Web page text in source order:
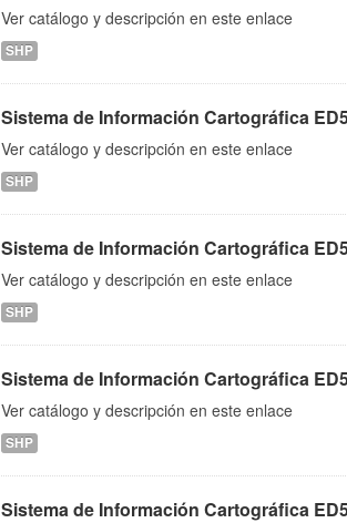
Ver catálogo y descripción en este enlace
SHP
Sistema de Información Cartográfica
Ver catálogo y descripción en este enlace
SHP
Sistema de Información Cartográfica
Ver catálogo y descripción en este enlace
SHP
Sistema de Información Cartográfica
Ver catálogo y descripción en este enlace
SHP
Sistema de Información Cartográfica